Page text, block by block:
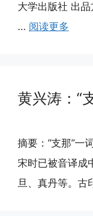
大学出版社 出
… 阅读更多
黄兴涛：“
摘要：“支那”一
宋时已被音译成
旦、真丹等。古